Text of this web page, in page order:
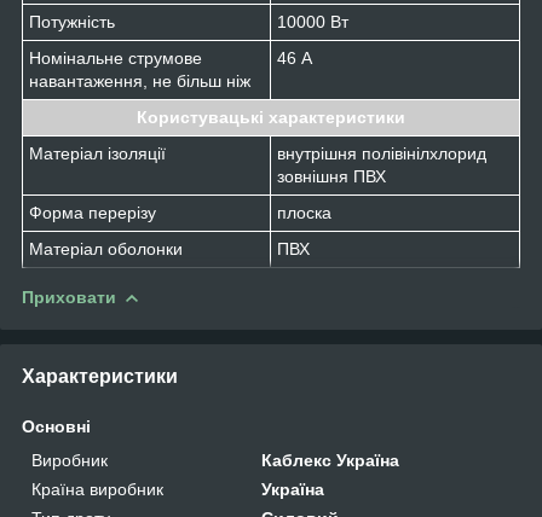
Потужність
10000 Вт
Номінальне струмове
навантаження, не більш ніж
46 А
Користувацькі характеристики
Матеріал ізоляції
внутрішня полівінілхлорид
зовнішня ПВХ
Форма перерізу
плоска
Матеріал оболонки
ПВХ
Приховати
Характеристики
Основні
Виробник
Каблекс Україна
Країна виробник
Україна